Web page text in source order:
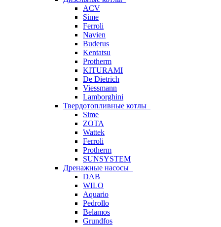
ACV
Sime
Ferroli
Navien
Buderus
Kentatsu
Protherm
KITURAMI
De Dietrich
Viessmann
Lamborghini
Твердотопливные котлы
Sime
ZOTA
Wattek
Ferroli
Protherm
SUNSYSTEM
Дренажные насосы
DAB
WILO
Aquario
Pedrollo
Belamos
Grundfos